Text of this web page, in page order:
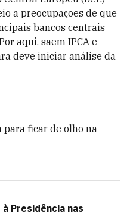
a preocupações de que
bancos centrais
aqui, saem IPCA e
deve iniciar análise da
para ficar de olho na
Presidência nas